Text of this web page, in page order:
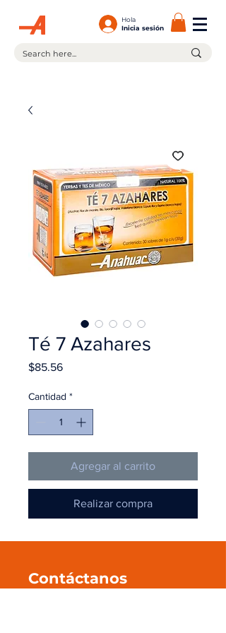
Hola
Inicia sesión
Té 7 Azahares
$85.56Precio
Cantidad *
Agregar al carrito
Realizar compra
Contáctanos